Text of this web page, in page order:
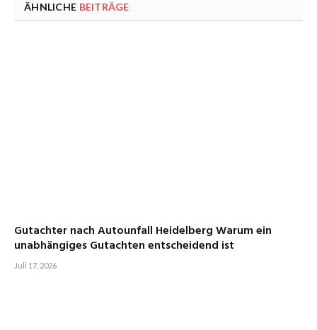
ÄHNLICHE BEITRÄGE
Gutachter nach Autounfall Heidelberg Warum ein
unabhängiges Gutachten entscheidend ist
Juli 17, 2026